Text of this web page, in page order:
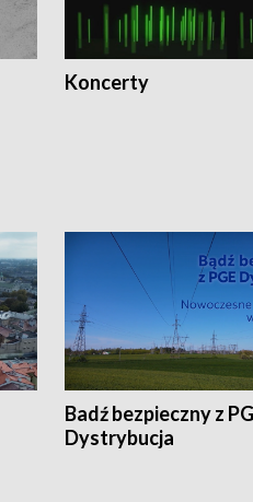
Koncerty
Badź bezpieczny z
Dystrybucja